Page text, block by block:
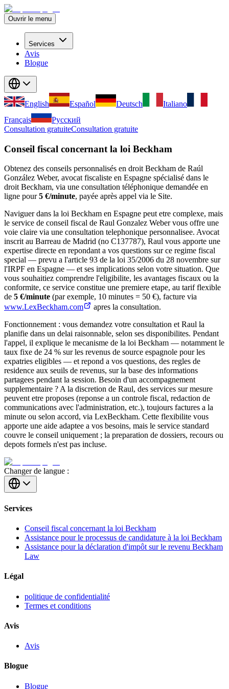
Ouvrir le menu
Services
Avis
Blogue
English Español Deutsch
Italiano
Français
Русский
Consultation gratuiteConsultation gratuite
Conseil fiscal concernant la loi Beckham
Obtenez des conseils personnalisés en droit Beckham de Raúl
González Weber, avocat fiscaliste en Espagne spécialisé dans le
droit Beckham, via une consultation téléphonique demandée en
ligne pour5 €/minute, payée après appel via le Site.
Naviguer dans la loi Beckham en Espagne peut etre complexe, mais
le service de conseil fiscal de Raul Gonzalez Weber vous offre une
voie claire via une consultation telephonique personnalisee. Avocat
inscrit au Barreau de Madrid (no C137787), Raul vous apporte une
expertise directe en repondant a vos questions sur ce regime fiscal
special — prevu a l'article 93 de la loi 35/2006 du 28 novembre sur
l'IRPF en Espagne — et ses implications selon votre situation. Que
vous souhaitiez comprendre l'eligibilite, les avantages fiscaux ou la
conformite, ce service constitue une premiere etape, au tarif flexible
de 5 €/minute (par exemple, 10 minutes = 50 €), facture via
www.LexBeckham.com
apres la consultation.
Fonctionnement : vous demandez votre consultation et Raul la
planifie dans un delai raisonnable, selon ses disponibilites. Pendant
l'appel, il explique le mecanisme de la loi Beckham — notamment le
taux fixe de 24 % sur les revenus de source espagnole pour les
expatries eligibles — et repond a vos questions, des regles de
residence aux seuils de revenus, sur la base des informations
partagees pendant la session. Besoin d'un accompagnement
supplementaire ? A la discretion de Raul, des services sur mesure
peuvent etre proposes (reponse a un controle fiscal, redaction de
communications avec l'administration, etc.), toujours factures a la
minute ou selon accord, via LexBeckham. Cette flexibilite vous
apporte une aide adaptee a vos besoins, mais le service standard
couvre le conseil uniquement ; la preparation de dossiers, recours ou
depots formels n'est pas incluse.
Changer de langue :
Services
Conseil fiscal concernant la loi Beckham
Assistance pour le processus de candidature à la loi Beckham
Assistance pour la déclaration d'impôt sur le revenu Beckham
Law
Légal
politique de confidentialité
Termes et conditions
Avis
Avis
Blogue
Blogue